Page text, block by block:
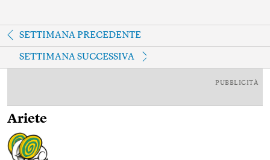
SETTIMANA PRECEDENTE
SETTIMANA SUCCESSIVA
PUBBLICITÀ
Ariete